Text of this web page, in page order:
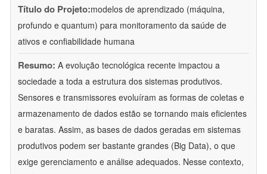
Título do Projeto:modelos de aprendizado (máquina,
profundo e quantum) para monitoramento da saúde de
ativos e confiabilidade humana
Resumo: A evolução tecnológica recente impactou a
sociedade a toda a estrutura dos sistemas produtivos.
Sensores e transmissores evoluíram as formas de coletas e
armazenamento de dados estão se tornando mais eficientes
e baratas. Assim, as bases de dados geradas em sistemas
produtivos podem ser bastante grandes (Big Data), o que
exige gerenciamento e análise adequados. Nesse contexto,